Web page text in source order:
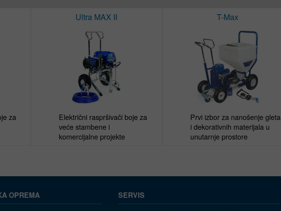
za
Ultra MAX II
Električni raspršivači boje za
veće stambene i
komercijalne projekte
T-Max
Prvi izbor za nanošenje gleta
i dekorativnih materijala u
unutarnje prostore
OPREMA SERVIS